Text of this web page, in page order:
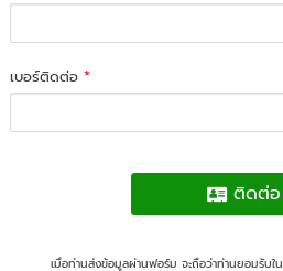
เบอร์ติดต่อ*
ติดต่อ
เมื่อท่านส่งข้อมูลผ่านฟอร์ม จะถือว่าท่านยอมรับใน